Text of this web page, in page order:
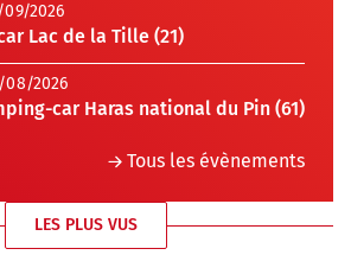
2026
Lac de la Tille (21)
08/2026
car Haras national du Pin (61)
Tous les évènements
LES PLUS VUS